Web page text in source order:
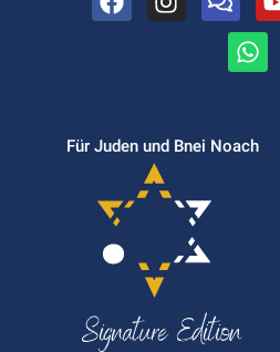
Für Juden und Bnei Noach